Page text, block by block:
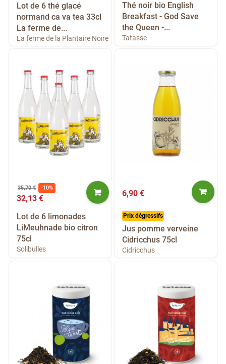
Lot de 6 thé glacé
normand ca va tea 33cl
La ferme de...
La ferme de la Plantaire Noire
Thé noir bio English
Breakfast - God Save
the Queen -...
Tatasse
32,13 €
35,70 € -10%
Lot de 6 limonades
LiMeuhnade bio citron
75cl
Solibulles
6,90 €
Prix dégressifs
Jus pomme verveine
Cidricchus 75cl
Cidricchus